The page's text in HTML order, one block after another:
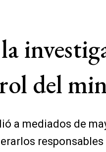
del
a mediados de